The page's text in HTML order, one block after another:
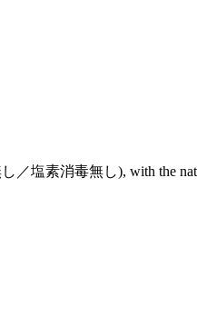
／塩素消毒無し), with the